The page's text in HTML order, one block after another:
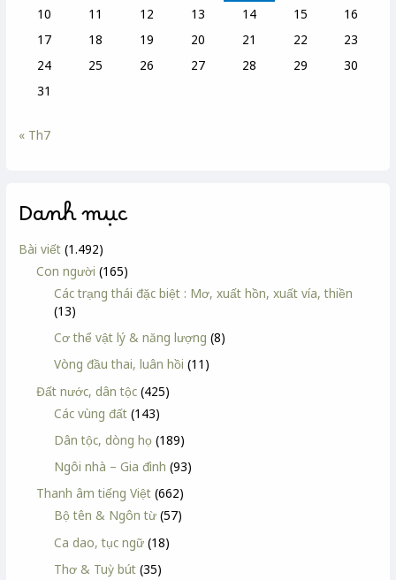
10
11 12 13 14 15
16
17
18 19 20 21 22
23
24
25 26 27 28 29
30
31
« Th7
Danh mục
Bài viết (1.492)
Con người (165)
Các trạng thái đặc biệt : Mơ, xuất hồn, xuất vía, thiền
(13)
Cơ thể vật lý & năng lượng (8)
Vòng đầu thai, luân hồi (11)
Đất nước, dân tộc (425)
Các vùng đất (143)
Dân tộc, dòng họ (189)
Ngôi nhà – Gia đình (93)
Thanh âm tiếng Việt (662)
Bộ tên & Ngôn từ (57)
Ca dao, tục ngữ (18)
Thơ & Tuỳ bút (35)